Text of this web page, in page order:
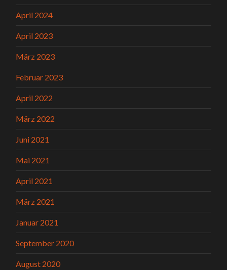
April 2024
April 2023
März 2023
Februar 2023
April 2022
März 2022
Juni 2021
Mai 2021
April 2021
März 2021
Januar 2021
September 2020
August 2020